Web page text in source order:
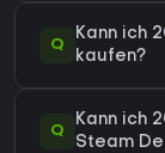
Q
Kann ich
kaufen?
Q
Kann ich
Steam